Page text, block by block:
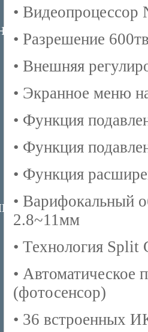
•
• Разрешение
• Внешняя
• Экранное меню
• Функция
• Функция
• Функция
• Варифокальный
2.8~11мм
• Технология Split
•
(фотосенсор)
• 36 встроенных